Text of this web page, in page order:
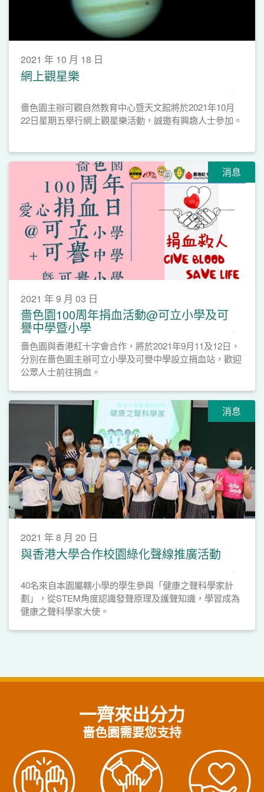
2021 年 10 月 18 日
網上觀星樂
嗇色園主辦可觀自然教育中心暨天文館將於2021年10月
22日星期五舉行網上觀星樂活動，誠邀有興趣人士參加。
消息
2021 年 9 月 03 日
嗇色園100周年捐血活動@可立小學及可
譽中學暨小學
嗇色園與香港紅十字會合作，將於2021年9月11及12日，
分別在嗇色園主辦可立小學及可譽中學設立捐血站，歡迎
公眾人士前往捐血。
消息
2021 年 8 月 20 日
與香港大學合作校園綠化聲線推廣活動
40名來自本園屬轄小學的學生參與「健康之聲科學家計
劃」，從STEM角度認識發聲原理及護聲知識，學習成為
健康之聲科學家大使。
一齊來出分力
嗇色園需要您支持